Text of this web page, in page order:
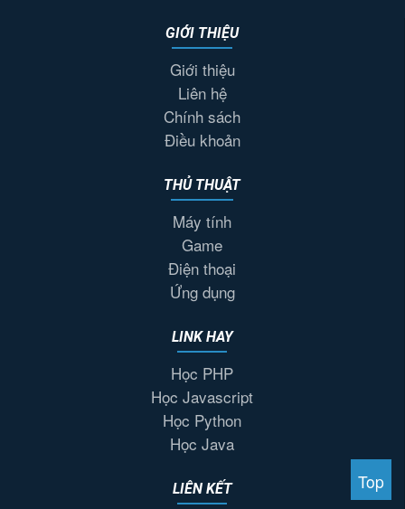
GIỚI THIỆU
Giới thiệu
Liên hệ
Chính sách
Điều khoản
THỦ THUẬT
Máy tính
Game
Điện thoại
Ứng dụng
LINK HAY
Học PHP
Học Javascript
Học Python
Học Java
LIÊN KẾT Top